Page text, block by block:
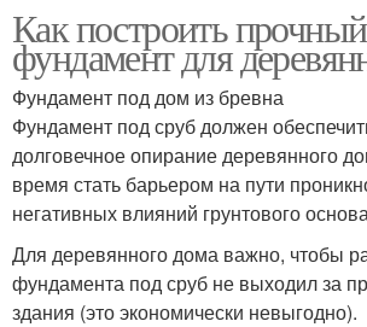
Как построить прочный
фундамент для
Фундамент под дом из бревна
Фундамент под сруб должен
долговечное опирание деревянного
время стать барьером на пути
негативных влияний грунтового
Для деревянного дома важно, чтобы
фундамента под сруб не выходил за
здания (это экономически невыгодно).